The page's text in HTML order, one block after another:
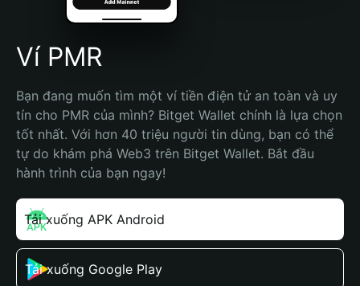
Español (Argentina)
Ví PMR
Bạn đang muốn tìm một ví tiền điện tử an toàn và uy
tín cho PMR của mình? Bitget Wallet chính là lựa chọn
tốt nhất. Với hơn 40 triệu người tin dùng, bạn có thể
tự do khám phá Web3 trên Bitget Wallet. Bắt đầu
hành trình của bạn ngay!
Tải xuống APK Android
Tải xuống Google Play